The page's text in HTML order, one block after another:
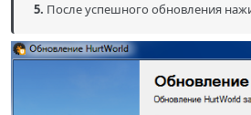
5. После успешного обновления